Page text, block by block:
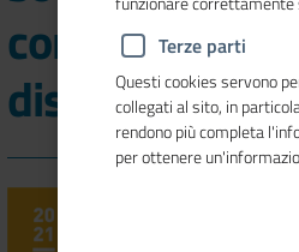
conoscere per
disavventure"
Terze parti
Questi cookies servono
collegati al sito, in
rendono più completa
per ottenere